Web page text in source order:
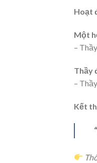
Hoạt
Một
–
Thầy
–
Kết